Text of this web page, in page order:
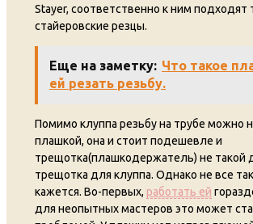
Stayer, соответственно к ним подходят
стайеровские резцы.
Еще на заметку: Что такое
ей резать резьбу.
Помимо клуппа резьбу на трубе можно
плашкой, она и стоит подешевле и
трещотка(плашкодержатель) не такой
трещотка для клуппа. Однако не все
кажется. Во-первых, работать ей
для неопытных мастеров это может